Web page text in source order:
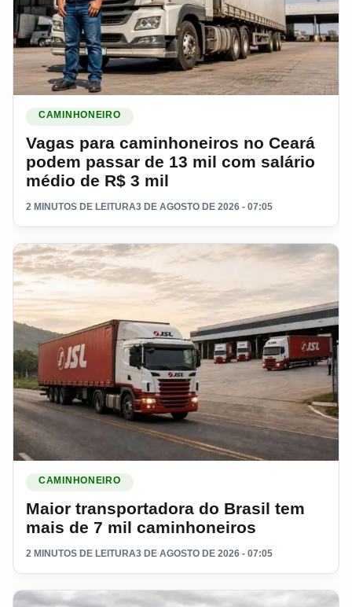
CAMINHONEIRO
Vagas para caminhoneiros no Ceará
podem passar de 13 mil com salário
médio de R$ 3 mil
2 MINUTOS DE LEITURA3 DE AGOSTO DE 2026 - 07:05
CAMINHONEIRO
Maior transportadora do Brasil tem
mais de 7 mil caminhoneiros
2 MINUTOS DE LEITURA3 DE AGOSTO DE 2026 - 07:05